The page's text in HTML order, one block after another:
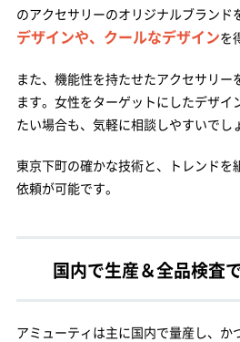
のアクセサリーのオリジナルブランド
デザインや、クールなデザインを
また、機能性を持たせたアクセサリー
ます。女性をターゲットにしたデザイ
たい場合も、気軽に相談しやすいでし
東京下町の確かな技術と、トレンドを
依頼が可能です。
国内で生産＆全品検査
アミューティは主に国内で量産し、か